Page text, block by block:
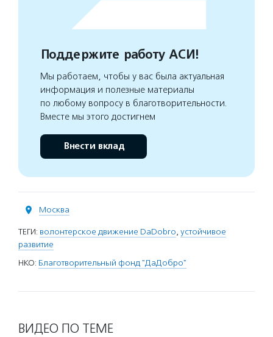
Поддержите работу АСИ!
Мы работаем, чтобы у вас была актуальная
информация и полезные материалы
по любому вопросу в благотворительности.
Вместе мы этого достигнем
Внести вклад
Москва
ТЕГИ: волонтерское движение DaDobro, устойчивое
развитие
НКО: Благотворительный фонд "ДаДобро"
ВИДЕО ПО ТЕМЕ